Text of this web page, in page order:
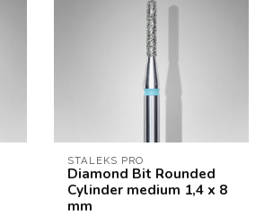
STALEKS PRO
Diamond Bit Rounded
Cylinder medium 1,4 x 8
mm